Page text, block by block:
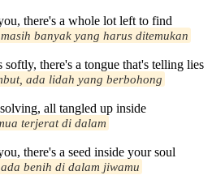
there's a whole lot left to find
banyak yang harus ditemukan
there's a tongue that's telling lies
ada lidah yang berbohong
all tangled up inside
terjerat di dalam
there's a seed inside your soul
benih di dalam jiwamu